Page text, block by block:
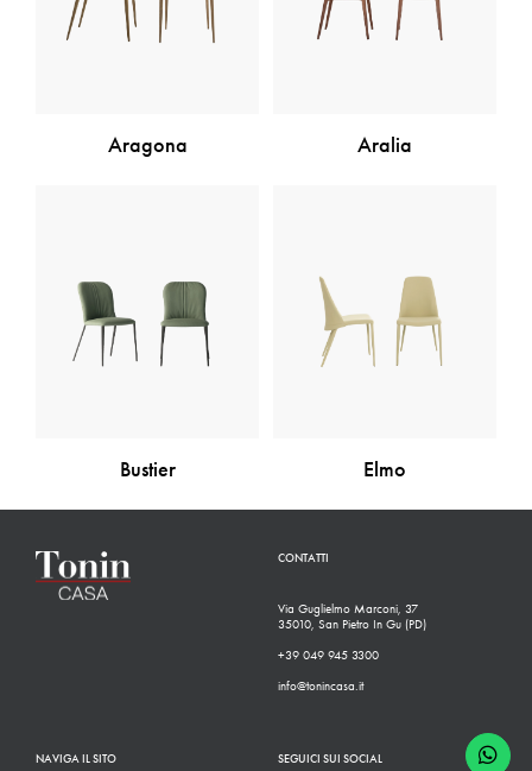
Aragona Aralia
Bustier Elmo
CONTATTI
Via Guglielmo Marconi, 37
35010, San Pietro In Gu (PD)
+39 049 945 3300
info@tonincasa.it
NAVIGA IL SITO SEGUICI SUI SOCIAL